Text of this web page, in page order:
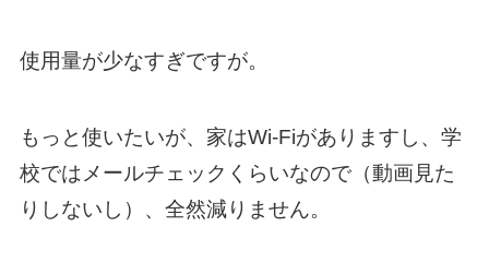
使用量が少なすぎですが。
もっと使いたいが、家はWi-Fiがありますし、学
校ではメールチェックくらいなので（動画見た
りしないし）、全然減りません。